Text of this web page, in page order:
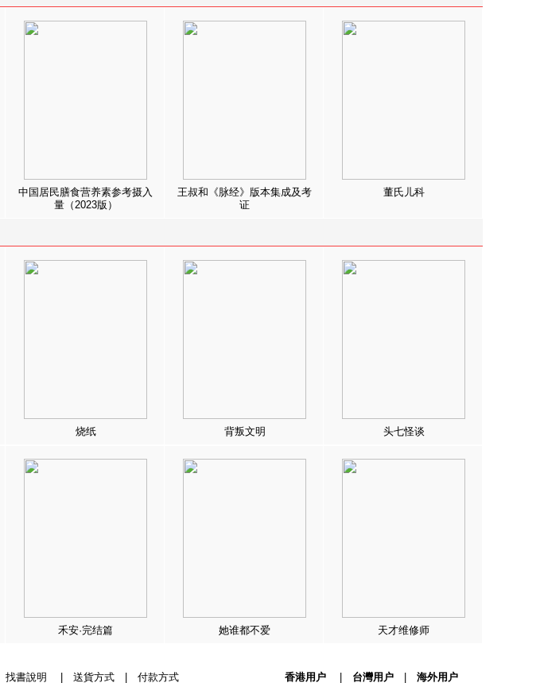
中国居民膳食营养素参考摄入
量（2023版）
王叔和《脉经》版本集成及考
证
董氏儿科
烧纸 背叛文明 头七怪谈
禾安·完结篇 她谁都不爱 天才维修师
找書說明 送貨方式| 付款方式 香港用户| 台灣用户| 海外用户